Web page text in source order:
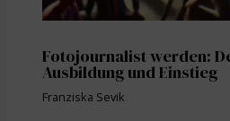
Fotojournalist werden:
Ausbildung und Einstieg
Franziska Sevik